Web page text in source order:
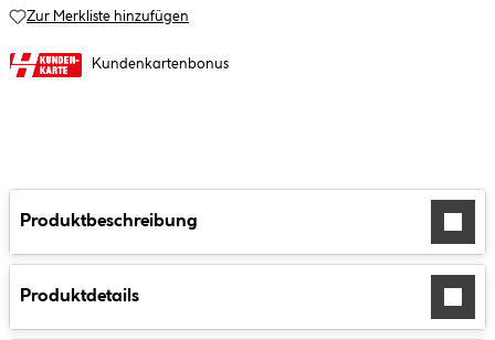
Zur Merkliste hinzufügen
Kundenkartenbonus
Produktbeschreibung
Produktdetails